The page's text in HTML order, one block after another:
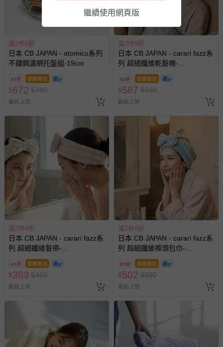
其他常見問題：
運送服務：目前提供的運送僅限台灣本島。如您位於離島地
區，可能會無法配送，或須依據商品需加收離島運費。廠商
亦保留出貨與否的權利。離島、偏遠地區、樓層親送等加價
費用，可能會另需加收。
商品實際的配達日期，可於訂單個人資料內的查詢訂單內，
已出貨通知之訊息為主。
如您收到商品，請依正常流程檢查是否完好，若商品遇瑕疵
情形，您可申請更換新品或退貨，請見：
。
若您對於會員帳號、商品訂購與資訊、購物流程、付款方
式、折價券與購物金的使用、退貨及商品運送方式等有疑
問，你可詳見：媽咪愛客服中心
預購商品：預購為海外同步代購，遇缺貨即會通知媽咪並協
助取消退款事宜。
商品如因「價格、組合」等錯誤原因，導致無法安排出貨，
會主動以簡訊及mail通知訂單取消事宜，並將提供適當補
滿2件9折
日本 CB JAPAN - atomico系列
不鏽鋼濾網托盤組-19cm
85折 即將售完
$672 $790
最新上架
滿2件9折
日本 CB JAPAN - carari fazz系
列 超細纖維乾髮帽-
W400×D210×H115mm
85折 即將售完
$587 $690
最新上架
滿2件9折
日本 CB JAPAN - carari fazz系
列 超細纖維髮帶-
W190×D100×H45mm
85折 即將售完
$383 $450
最新上架
滿2件9折
日本 CB JAPAN - carari fazz系
列 超細纖維擦頭包巾-
W360×D450×H35mm
85折 即將售完
$502 $590
最新上架
繼續使用網頁版